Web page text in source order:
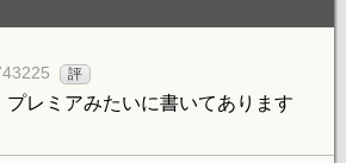
評
プレミアみたいに書いてあります